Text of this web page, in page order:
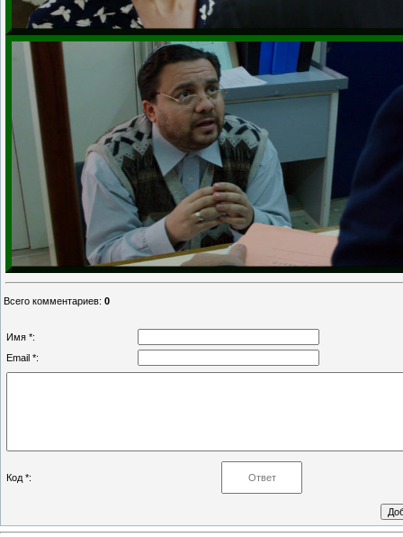
Всего комментариев: 0
Имя *:
Email *:
Код *: